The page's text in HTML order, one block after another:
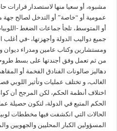
مشبوه، أو سعيا منها لاستصدار
عمومية أو “خاصة” أو التدخل لصالح جهة
أو المتوسط، تلجأ جماعات الضغط -
جميع دواليب الدولة وأجهزتها، -في أغلب
ومستشارين وكتاب عامين ومدراء
من ثم تعمل وفق أجندتها على بسط
دهاليز صالونات الفنادق الفخمة أو
الغالب، و تختلف عمليات وتأثير اللوبي
اختلاف أنظمة الحكم، لكن المرجح أن
الحكم المتبع في الدولة، لتكون حصيلة
الحالات التي انكشفت فيها مخططات
المسؤولين الكبار المحليين والجهويين